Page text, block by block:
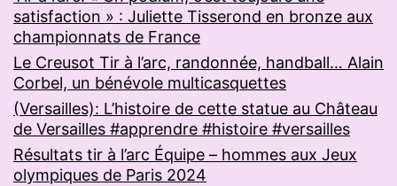
satisfaction » : Juliette Tisserond en bronze aux
championnats de France
Le Creusot Tir à l’arc, randonnée, handball… Alain
Corbel, un bénévole multicasquettes
(Versailles): L’histoire de cette statue au Château
de Versailles #apprendre #histoire #versailles
Résultats tir à l’arc Équipe – hommes aux Jeux
olympiques de Paris 2024